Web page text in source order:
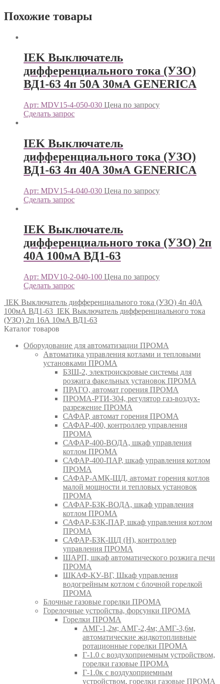
Похожие товары
IEK Выключатель
дифференциального тока (УЗО)
ВД1-63 4п 50А 30мА GENERICA
Арт: MDV15-4-050-030 Цена по запросу
Сделать запрос
IEK Выключатель
дифференциального тока (УЗО)
ВД1-63 4п 40А 30мА GENERICA
Арт: MDV15-4-040-030 Цена по запросу
Сделать запрос
IEK Выключатель
дифференциального тока (УЗО) 2п
40А 100мА ВД1-63
Арт: MDV10-2-040-100 Цена по запросу
Сделать запрос
IEK Выключатель дифференциального тока (УЗО) 4п 40А
100мА ВД1-63 IEK Выключатель дифференциального тока
(УЗО) 2п 16А 10мА ВД1-63
Каталог товаров
Оборудование для автоматизации ПРОМА
Автоматика управления котлами и тепловыми
установками ПРОМА
БЗШ-2, электроискровые системы для
розжига факельных установок ПРОМА
ПРАГО, автомат горения ПРОМА
ПРОМА-РТИ-304, регулятор газ-воздух-
разрежение ПРОМА
САФАР, автомат горения ПРОМА
САФАР-400, контроллер управления
ПРОМА
САФАР-400-ВОДА, шкаф управления
котлом ПРОМА
САФАР-400-ПАР, шкаф управления котлом
ПРОМА
САФАР-АМК-ЩД, автомат горения котлов
малой мощности и тепловых установок
ПРОМА
САФАР-БЗК-ВОДА, шкаф управления
котлом ПРОМА
САФАР-БЗК-ПАР, шкаф управления котлом
ПРОМА
САФАР-БЗК-ЩД (Н), контроллер
управления ПРОМА
ШАРП, шкаф автоматического розжига печи
ПРОМА
ШКАФ-КУ-ВГ, Шкаф управления
водогрейным котлом с блочной горелкой
ПРОМА
Блочные газовые горелки ПРОМА
Горелочные устройства, форсунки ПРОМА
Горелки ПРОМА
АМГ-1,2м; АМГ-2,4м; АМГ-3,6м,
автоматические жидкотопливные
ротационные горелки ПРОМА
Г-1.0 с воздухоприемным устройством,
горелки газовые ПРОМА
Г-1.0к с воздухоприемным
устройством, горелки газовые ПРОМА